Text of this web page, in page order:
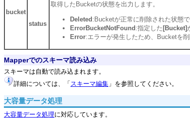
bucket
status
取得したBucketの状態を出力します。
Deleted :Bucketが正常に削除された状態で
ErrorBucketNotFound :指定した [Bucket]
Error:エラーが発生したため、Bucketを
Mapperでのスキーマ読み込み
スキーマは自動で読み込まれます。
詳細については、「 スキーマ編集 」を参照してください。
大容量データ処理
大容量データ処理に対応しています。